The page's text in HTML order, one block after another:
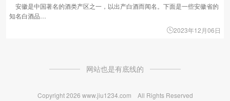
安徽是中国著名的酒类产区之一，以出产白酒而闻名。下面是一些安徽省的
知名白酒品…
2023年12月06日
网站也是有底线的
Copyright2026 www.jiu1234.com All Rights Reserved